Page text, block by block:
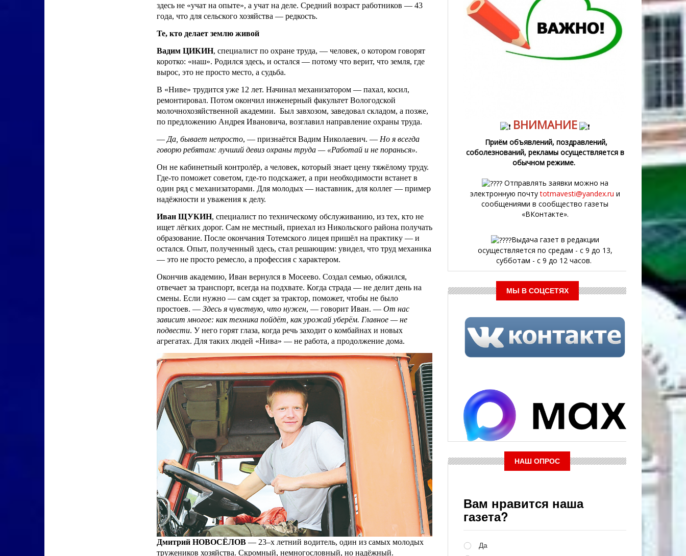
здесь не «учат на опыте», а учат на деле. Средний возраст работников — 43
года, что для сельского хозяйства — редкость.
Те, кто делает землю живой
Вадим ЦИКИН, специалист по охране труда, — человек, о котором говорят
коротко: «наш». Родился здесь, и остался — потому что верит, что земля, где
вырос, это не просто место, а судьба.
В «Ниве» трудится уже 12 лет. Начинал механизатором — пахал, косил,
ремонтировал. Потом окончил инженерный факультет Вологодской
молочнохозяйственной академии. Был завхозом, заведовал складом, а позже,
по предложению Андрея Ивановича, возглавил направление охраны труда.
— Да, бывает непросто, — признаётся Вадим Николаевич. — Но я всегда
говорю ребятам: лучший девиз охраны труда — «Работай и не поранься».
Он не кабинетный контролёр, а человек, который знает цену тяжёлому труду.
Где-то поможет советом, где-то подскажет, а при необходимости встанет в
один ряд с механизаторами. Для молодых — наставник, для коллег — пример
надёжности и уважения к делу.
Иван ЩУКИН, специалист по техническому обслуживанию, из тех, кто не
ищет лёгких дорог. Сам не местный, приехал из Никольского района получать
образование. После окончания Тотемского лицея пришёл на практику — и
остался. Опыт, полученный здесь, стал решающим: увидел, что труд механика
— это не просто ремесло, а профессия с характером.
Окончив академию, Иван вернулся в Мосеево. Создал семью, обжился,
отвечает за транспорт, всегда на подхвате. Когда страда — не делит день на
смены. Если нужно — сам сядет за трактор, поможет, чтобы не было
простоев. — Здесь я чувствую, что нужен, — говорит Иван. — От нас
зависит многое: как техника пойдёт, как урожай уберём. Главное — не
подвести. У него горят глаза, когда речь заходит о комбайнах и новых
агрегатах. Для таких людей «Нива» — не работа, а продолжение дома.
Дмитрий НОВОСЁЛОВ — 23–х летний водитель, один из самых молодых
тружеников хозяйства. Скромный, немногословный, но надёжный.
ВНИМАНИЕ
Приём объявлений, поздравлений,
соболезнований, рекламы осуществляется в
обычном режиме.
Отправлять заявки можно на
электронную почтуtotmavesti@yandex.ru и
сообщениями в сообщество газеты
«ВКонтакте».
Выдача газет в редакции
осуществляется по средам - с 9 до 13,
субботам - с 9 до 12 часов.
МЫ В СОЦСЕТЯХ
НАШ ОПРОС
Вам нравится наша
газета?
Да